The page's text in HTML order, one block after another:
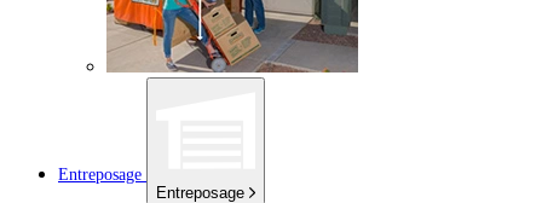
Entreposage
Entreposage